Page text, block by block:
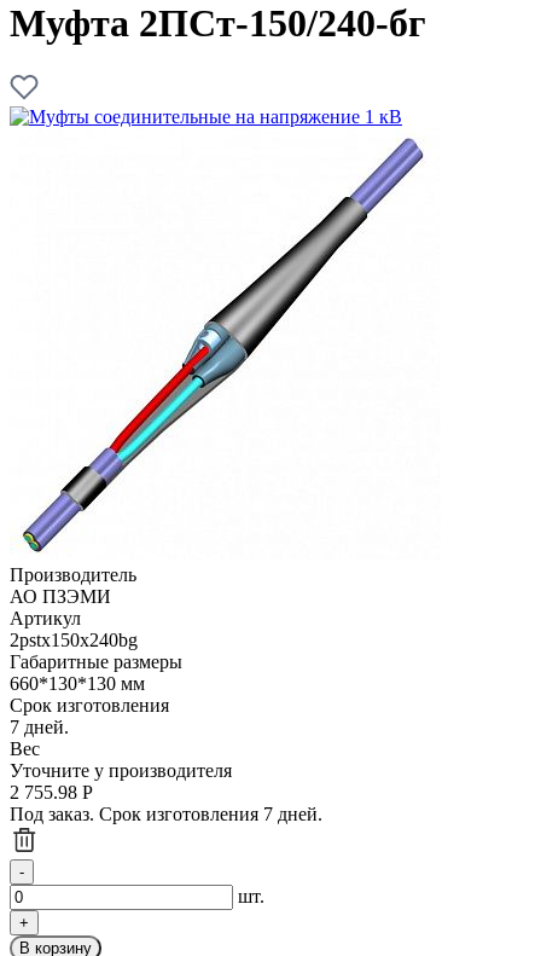
Муфта 2ПСт-150/240-бг
Производитель
АО ПЗЭМИ
Артикул
2pstx150x240bg
Габаритные размеры
660*130*130 мм
Срок изготовления
7 дней.
Вес
Уточните у производителя
2 755.98 Р
Под заказ. Срок изготовления 7 дней.
шт.